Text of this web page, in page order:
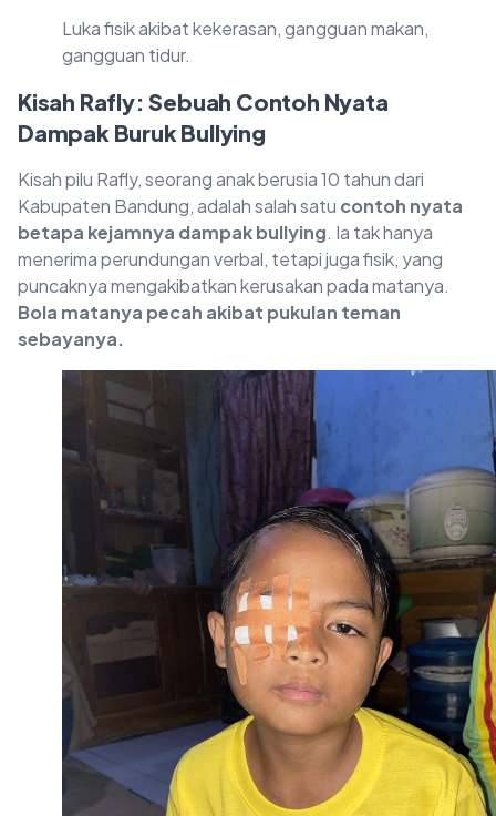
Luka fisik akibat kekerasan, gangguan makan,
gangguan tidur.
Kisah Rafly: Sebuah Contoh Nyata
Dampak Buruk Bullying
Kisah pilu Rafly, seorang anak berusia 10 tahun dari
Kabupaten Bandung, adalah salah satu contoh nyata
betapa kejamnya dampak bullying. Ia tak hanya
menerima perundungan verbal, tetapi juga fisik, yang
puncaknya mengakibatkan kerusakan pada matanya.
Bola matanya pecah akibat pukulan teman
sebayanya.